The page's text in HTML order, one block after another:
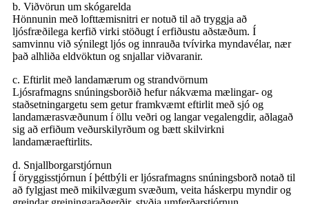
b. Viðvörun um skógarelda
Hönnunin með lofttæmisnitri er notuð til að tryggja að
ljósfræðilega kerfið virki stöðugt í erfiðustu aðstæðum. Í
samvinnu við sýnilegt ljós og innrauða tvívirka myndavélar, nær
það alhliða eldvöktun og snjallar viðvaranir.
c. Eftirlit með landamærum og strandvörnum
Ljósrafmagns snúningsborðið hefur nákvæma mælingar- og
staðsetningargetu sem getur framkvæmt eftirlit með sjó og
landamærasvæðunum í öllu veðri og langar vegalengdir, aðlagað
sig að erfiðum veðurskilyrðum og bætt skilvirkni
landamæraeftirlits.
d. Snjallborgarstjórnun
Í öryggisstjórnun í þéttbýli er ljósrafmagns snúningsborð notað til
að fylgjast með mikilvægum svæðum, veita háskerpu myndir og